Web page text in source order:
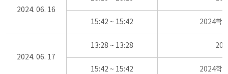
2024. 06. 16
15:42 ~ 15:42 2024학
2024. 06. 17
13:28 ~ 13:28
15:42 ~ 15:42 2024학